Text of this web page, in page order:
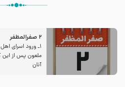
2 صفرالمظفر
1ـ ورود اسراى
ملعون پس از این
آنان